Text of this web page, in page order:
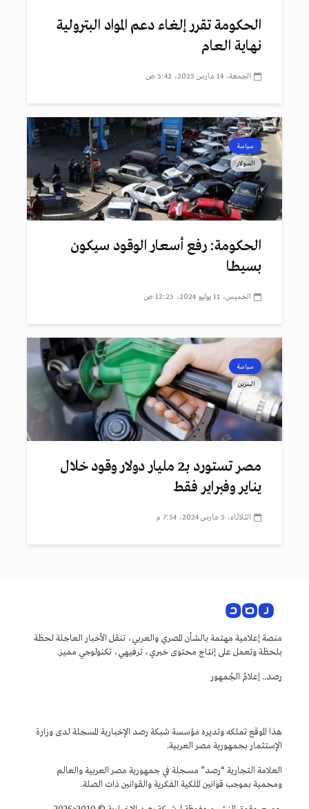
الحكومة تقرر إلغاء دعم المواد البترولية
نهاية العام
الجمعة، 14 مارس 2025، 5:42 ص
سياسة
السولار
الحكومة: رفع أسعار الوقود سيكون
بسيطا
الخميس، 11 يوليو 2024، 12:25 ص
سياسة
البنزين
مصر تستورد بـ2 مليار دولار وقود خلال
يناير وفبراير فقط
الثلاثاء، 5 مارس 2024، 7:54 م
منصة إعلامية مهتمة بالشأن المصري والعربي، تنقل الأخبار العاجلة لحظة
بلحظة وتعمل على إنتاج محتوى خبري، ترفيهي، تكنولوجي مميز.
رصد.. إعلامُ الجُمهور
هذا الموقع تملكه وتديره مؤسسة شبكة رصد الإخبارية المسجلة لدى وزارة
الإستثمار بجمهورية مصر العربية.
العلامة التجارية “رصد” مسجلة في جمهورية مصر العربية والعالم
ومحمية بموجب قوانين الملكية الفكرية والقوانين ذات الصلة.